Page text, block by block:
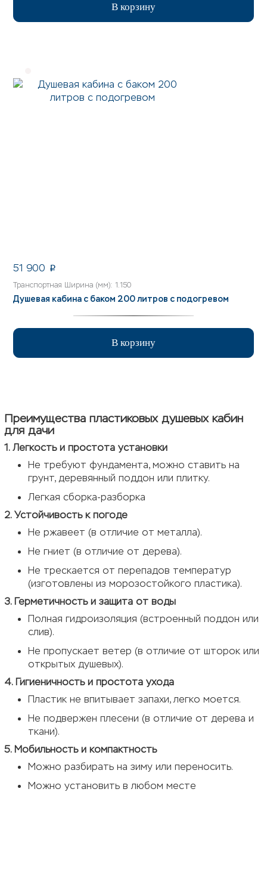
В корзину
51 900 p
Транспортная Ширина (мм): 1.150
Душевая кабина с баком 200 литров с подогревом
В корзину
Преимущества пластиковых душевых кабин
для дачи
1. Легкость и простота установки
Не требуют фундамента, можно ставить на
грунт, деревянный поддон или плитку.
Легкая сборка-разборка
2. Устойчивость к погоде
Не ржавеет (в отличие от металла).
Не гниет (в отличие от дерева).
Не трескается от перепадов температур
(изготовлены из морозостойкого пластика).
3. Герметичность и защита от воды
Полная гидроизоляция (встроенный поддон или
слив).
Не пропускает ветер (в отличие от шторок или
открытых душевых).
4. Гигиеничность и простота ухода
Пластик не впитывает запахи, легко моется.
Не подвержен плесени (в отличие от дерева и
ткани).
5. Мобильность и компактность
Можно разбирать на зиму или переносить.
Можно установить в любом месте